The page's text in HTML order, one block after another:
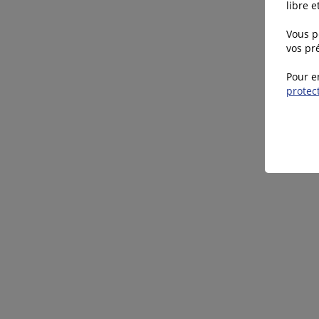
libre
Vous
vos
Pour